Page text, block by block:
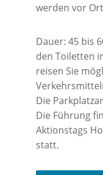
werden vor
Dauer: 45 bis
den Toiletten
reisen Sie
Die
Die Führung
Aktionstags
statt.